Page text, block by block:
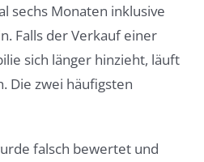
sechs Monaten inklusive
Falls der Verkauf einer
sich länger hinzieht, läuft
Die zwei häufigsten
falsch bewertet und